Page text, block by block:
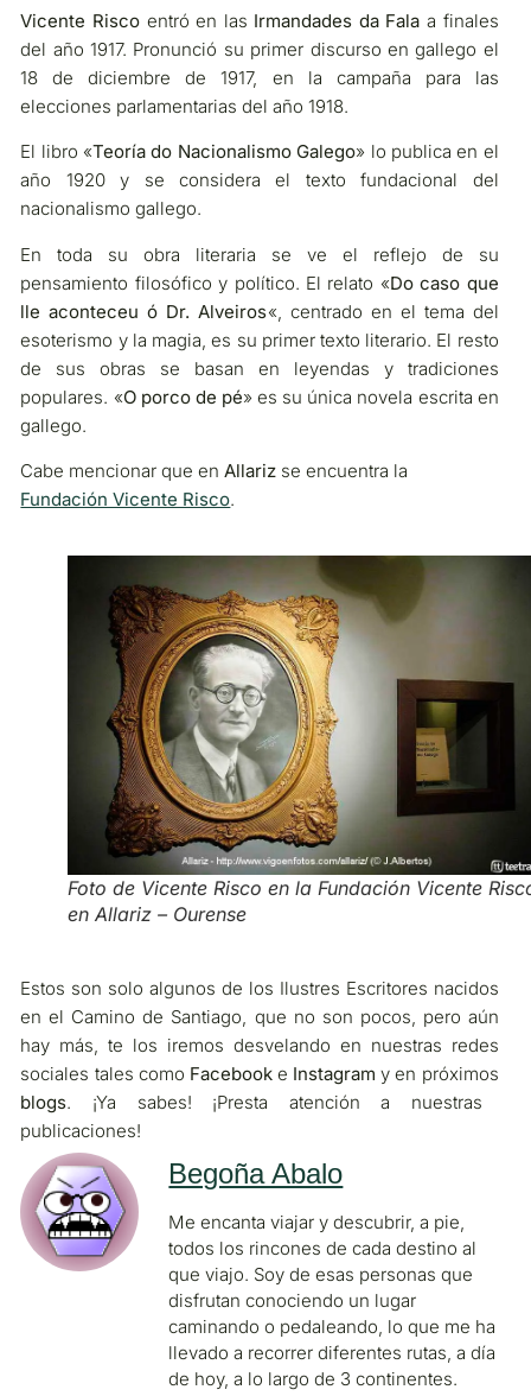
Vicente Riscoentró en las Irmandades da Fala a finales
del año 1917. Pronunció su primer discurso en gallego el
18 de diciembre de 1917, en la campaña para las
elecciones parlamentarias del año 1918.
El libro «Teoría do Nacionalismo Galego» lo publica en el
año 1920 y se considera el texto fundacional del
nacionalismo gallego.
En toda su obra literaria se ve el reflejo de su
pensamiento filosófico y político. El relato «Do caso que
lle aconteceu ó Dr. Alveiros«, centrado en el tema del
esoterismo y la magia, es su primer texto literario. El resto
de sus obras se basan en leyendas y tradiciones
populares. «O porco de pé» es su única novela escrita en
gallego.
Cabe mencionar que en Allariz se encuentra la
Fundación Vicente Risco.
Foto de Vicente Risco en la Fundación Vicente
en Allariz – Ourense
Estos son solo algunos de los Ilustres Escritores nacidos
en el Camino de Santiago, que no son pocos, pero aún
hay más, te los iremos desvelando en nuestras redes
sociales tales como Facebooke Instagram y en próximos
blogs. ¡Ya sabes! ¡Presta atención a nuestras
publicaciones!
Begoña Abalo
Me encanta viajar y descubrir, a pie,
todos los rincones de cada destino al
que viajo. Soy de esas personas que
disfrutan conociendo un lugar
caminando o pedaleando, lo que me ha
llevado a recorrer diferentes rutas, a día
de hoy, a lo largo de 3 continentes.